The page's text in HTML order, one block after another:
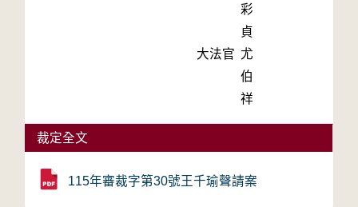
彩
貞
大法官 尤
伯
祥
裁定全文
115年審裁字第30號王千瑜聲請案